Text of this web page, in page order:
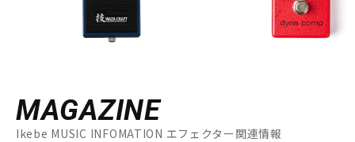
MAGAZINE
Ikebe MUSIC INFOMATION エフェクター関連情報